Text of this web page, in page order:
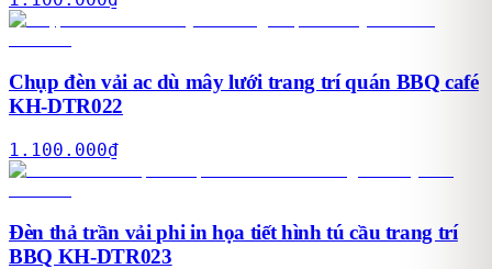
Chụp đèn vải ac dù mây lưới trang trí quán BBQ café
KH-DTR022
1.100.000₫
Đèn thả trần vải phi in họa tiết hình tú cầu trang trí
BBQ KH-DTR023